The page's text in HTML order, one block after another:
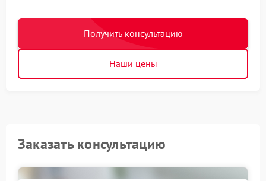
Получить консультацию
Наши цены
Заказать консультацию